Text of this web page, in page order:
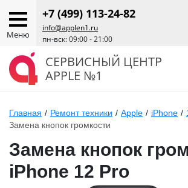
Меню
+7 (499) 113-24-82
info@applen1.ru
пн-вск: 09:00 - 21:00
СЕРВИСНЫЙ ЦЕНТР
APPLE №1
Главная / Ремонт техники / Apple / iPhone /
Замена кнопок громкости
Замена кнопок
iPhone 12 Pro